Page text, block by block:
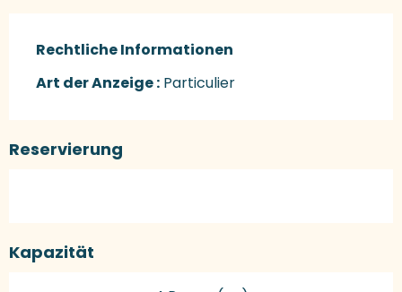
Rechtliche Informationen
Rechtliche Informationen
Art der Anzeige : Particulier
Reservierung
Kapazität